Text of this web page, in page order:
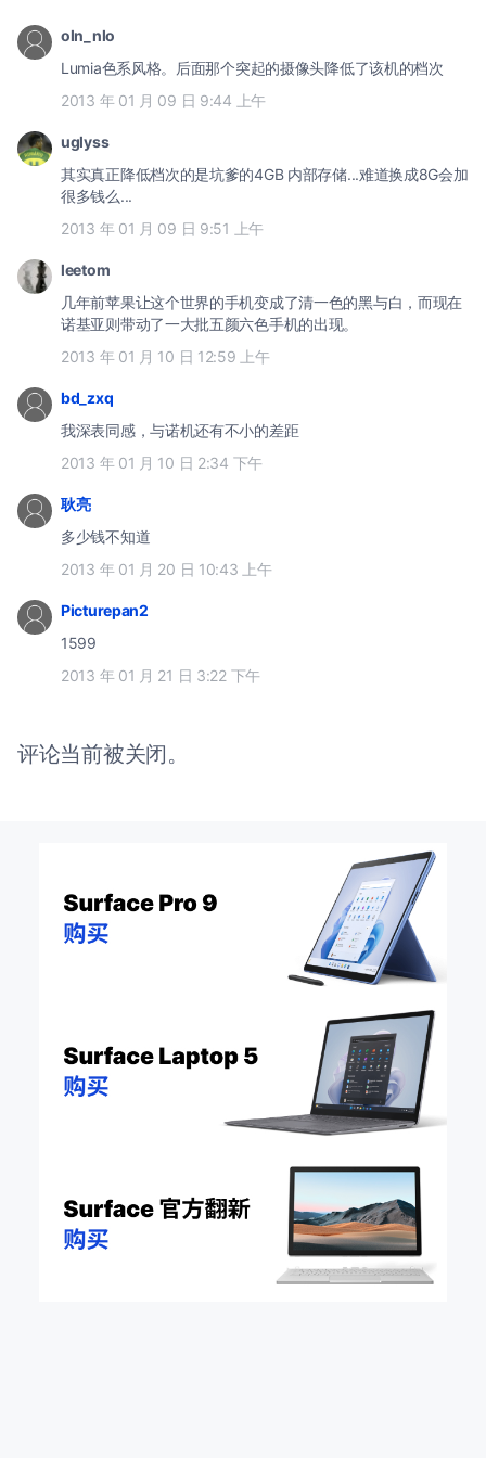
oln_nlo
Lumia色系风格。后面那个突起的摄像头降低了该机的档次
2013 年 01 月 09 日 9:44 上午
uglyss
其实真正降低档次的是坑爹的4GB 内部存储...难道换成8G会加
很多钱么...
2013 年 01 月 09 日 9:51 上午
leetom
几年前苹果让这个世界的手机变成了清一色的黑与白，而现在
诺基亚则带动了一大批五颜六色手机的出现。
2013 年 01 月 10 日 12:59 上午
bd_zxq
我深表同感，与诺机还有不小的差距
2013 年 01 月 10 日 2:34 下午
耿亮
多少钱不知道
2013 年 01 月 20 日 10:43 上午
Picturepan2
1599
2013 年 01 月 21 日 3:22 下午
评论当前被关闭。